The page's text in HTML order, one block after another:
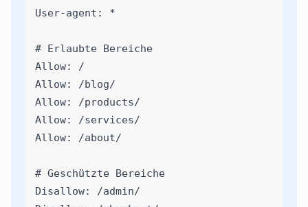
User-agent: *
# Erlaubte Bereiche
Allow: /
Allow: /blog/
Allow: /products/
Allow: /services/
Allow: /about/
# Geschützte Bereiche
Disallow: /admin/